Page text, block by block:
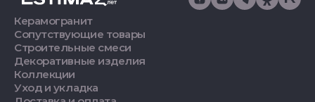
Керамогранит
Сопутствующие товары
Строительные смеси
Декоративные изделия
Коллекции
Уход и укладка